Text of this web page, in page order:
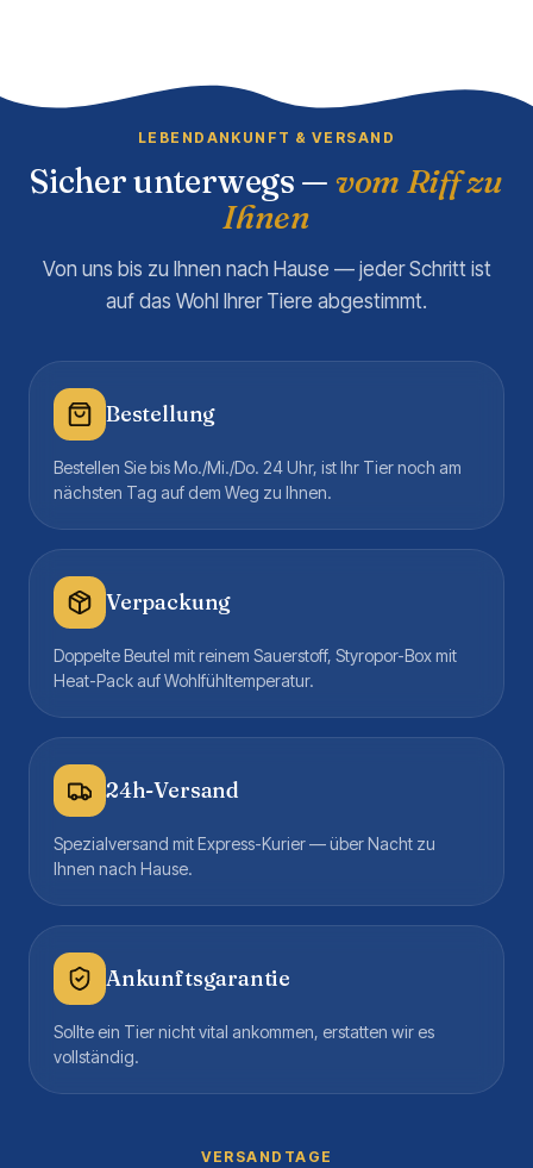
LEBENDANKUNFT & VERSAND
Sicher unterwegs — vom Riff zu
Ihnen
Von uns bis zu Ihnen nach Hause — jeder Schritt ist
auf das Wohl Ihrer Tiere abgestimmt.
Bestellung
Bestellen Sie bis Mo./Mi./Do. 24 Uhr, ist Ihr Tier noch am
nächsten Tag auf dem Weg zu Ihnen.
Verpackung
Doppelte Beutel mit reinem Sauerstoff, Styropor-Box mit
Heat-Pack auf Wohlfühltemperatur.
24h-Versand
Spezialversand mit Express-Kurier — über Nacht zu
Ihnen nach Hause.
Ankunftsgarantie
Sollte ein Tier nicht vital ankommen, erstatten wir es
vollständig.
VERSANDTAGE